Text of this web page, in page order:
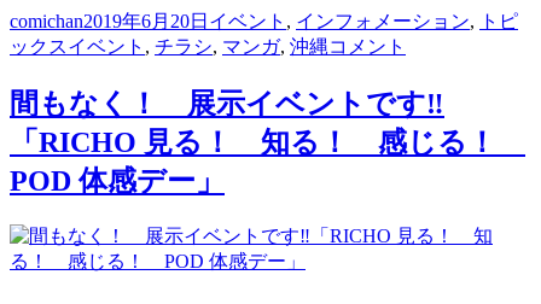
投
稿
comichan投
稿
2019年6月20日 カ
テ
リ
ー
イベント , インフォメーション,
トピ
ックスタ
イベント , チラシ, マンガ, 沖縄６
23
日
（日）
「第
コメント
間もなく！ 展示イベントです‼︎
「RICHO 見る！ 知る！ 感じる！
POD 体感デー」